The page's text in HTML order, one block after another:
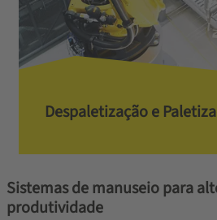
Despaletização e
Sistemas de manuseio para
produtividade